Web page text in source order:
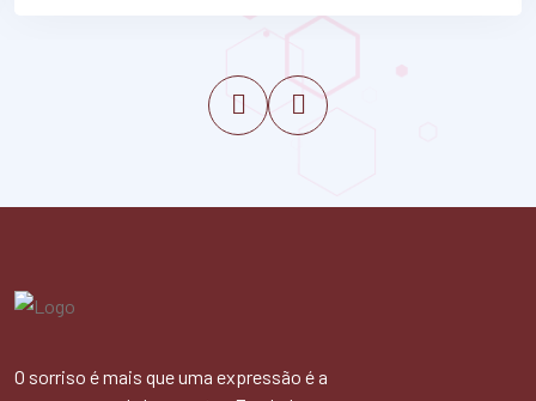
O sorriso é mais que uma expressão é a